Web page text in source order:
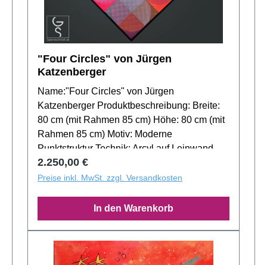
"Four Circles" von Jürgen
Katzenberger
Name:"Four Circles" von Jürgen
Katzenberger Produktbeschreibung: Breite:
80 cm (mit Rahmen 85 cm) Höhe: 80 cm (mit
Rahmen 85 cm) Motiv: Moderne
Punktstruktur Technik: Arcyl auf Leinwand
Auflage: Unikat Handsigniert: Ja Jürgen
Katzenberger bringt mit "Four Circles" eine
Punktstrukturen und leuchtenden Rottönen
auf die Leinwand. Die präzise gesetzten
Punktraster schaffen eine vibrierende
Dynamik, die durch die Variation der Größen
und Abstände der Punkte noch verstärkt wird.
Regulärer Preis:
2.250,00 €
Preise inkl. MwSt. zzgl. Versandkosten
In den Warenkorb